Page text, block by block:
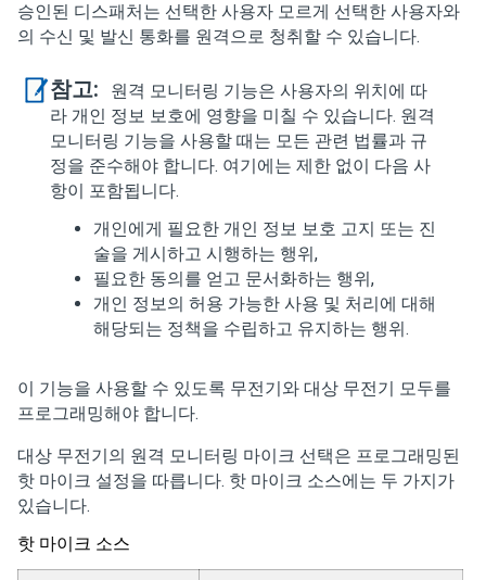
승인된 디스패처는 선택한 사용자 모르게 선택한 사용자와
의 수신 및 발신 통화를 원격으로 청취할 수 있습니다.
참고:
원격 모니터링 기능은 사용자의 위치에 따
라 개인 정보 보호에 영향을 미칠 수 있습니다. 원격
모니터링 기능을 사용할 때는 모든 관련 법률과 규
정을 준수해야 합니다. 여기에는 제한 없이 다음 사
항이 포함됩니다.
개인에게 필요한 개인 정보 보호 고지 또는 진
술을 게시하고 시행하는 행위,
필요한 동의를 얻고 문서화하는 행위,
개인 정보의 허용 가능한 사용 및 처리에 대해
해당되는 정책을 수립하고 유지하는 행위.
이 기능을 사용할 수 있도록 무전기와 대상 무전기 모두를
프로그래밍해야 합니다.
대상 무전기의 원격 모니터링 마이크 선택은 프로그래밍된
핫 마이크 설정을 따릅니다. 핫 마이크 소스에는 두 가지가
있습니다.
핫 마이크 소스